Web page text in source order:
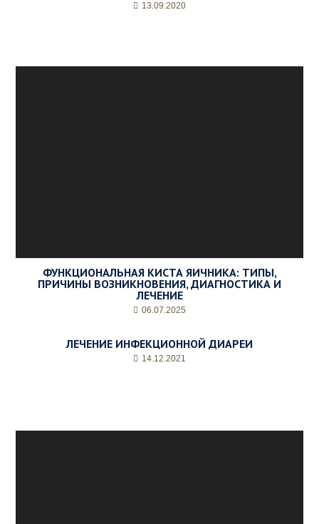
13.09.2020
ФУНКЦИОНАЛЬНАЯ КИСТА ЯИЧНИКА: ТИПЫ,
ПРИЧИНЫ ВОЗНИКНОВЕНИЯ, ДИАГНОСТИКА И
ЛЕЧЕНИЕ
06.07.2025
ЛЕЧЕНИЕ ИНФЕКЦИОННОЙ ДИАРЕИ
14.12.2021